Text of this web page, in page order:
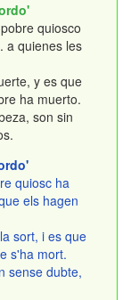
quiosco
a quienes les
y es que
ha muerto.
son sin
quiosc ha
els hagen
sort, i es que
s'ha mort.
sense dubte,